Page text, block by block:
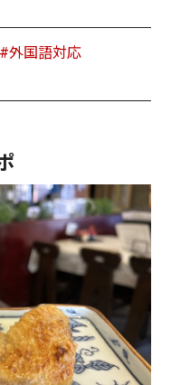
#外国語対応